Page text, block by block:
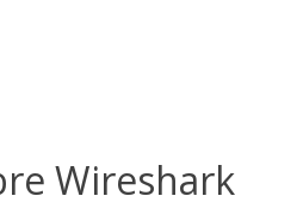
Wireshark